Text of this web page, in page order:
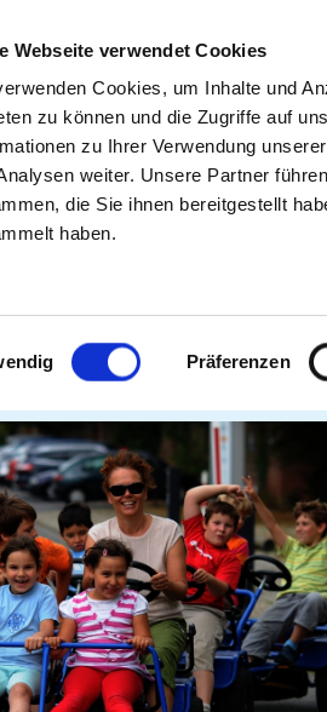
Webseite verwendet Cookies
Cookies, um Inhalte und
zu können und die Zugriffe auf
zu Ihrer Verwendung
weiter. Unsere Partner
die Sie ihnen bereitgestellt
haben.
Präferenzen
UND
GESUNDHEIT